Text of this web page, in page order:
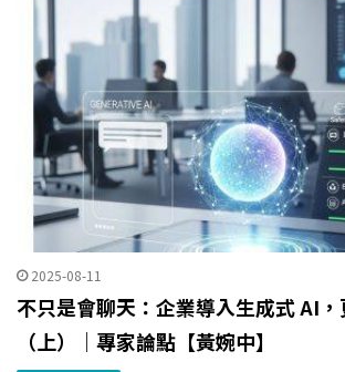
2025-08-11
不只是會聊天：企業導入生成式 AI
（上）｜專家論點【黃婉中】